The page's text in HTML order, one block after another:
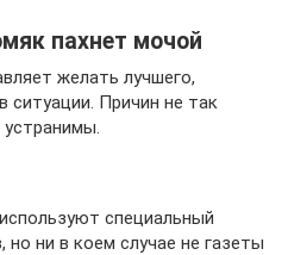
пахнет мочой
желать лучшего,
ситуации. Причин не так
специальный
но ни в коем случае не газеты